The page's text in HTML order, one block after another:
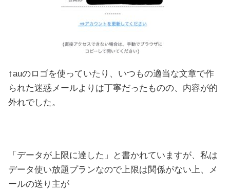
↑auのロゴを使っていたり、いつもの適当な文章で作
られた迷惑メールよりは丁寧だったものの、内容が的
外れでした。
「データが上限に達した」と書かれていますが、私は
データ使い放題プランなので上限は関係がない上、メ
ールの送り主が